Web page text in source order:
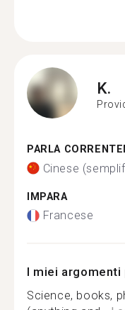
K.
PARLA
Cinese
IMPARA
Francese
I miei
Science, books,